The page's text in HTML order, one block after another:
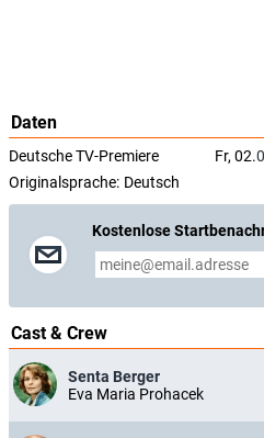
Daten
Deutsche TV-Premiere Fr, 02.
Originalsprache: Deutsch
Kostenlose
Cast & Crew
Senta Berger
Eva Maria Prohacek